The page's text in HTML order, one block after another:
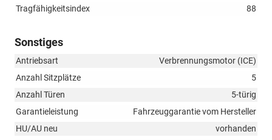
Tragfähigkeitsindex
88
Sonstiges
Antriebsart
Verbrennungsmotor (ICE)
Anzahl Sitzplätze
5
Anzahl Türen
5-türig
Garantieleistung
Fahrzeuggarantie vom Hersteller
HU/AU neu
vorhanden